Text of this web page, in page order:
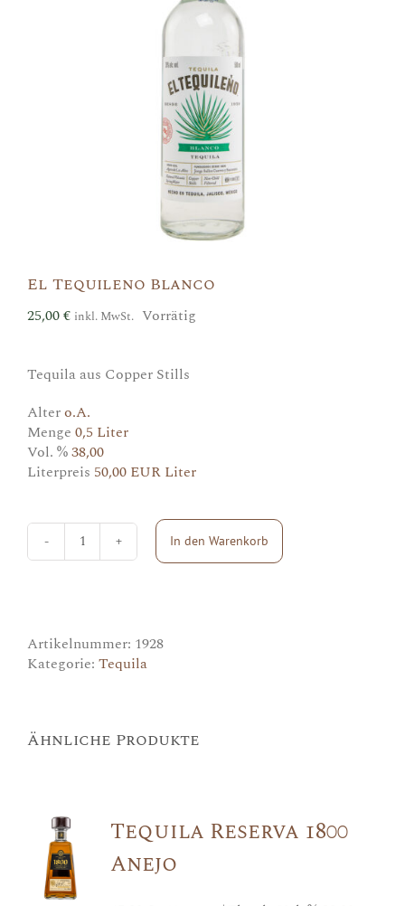
El Tequileno Blanco
25,00€ inkl. MwSt. Vorrätig
Tequila aus Copper Stills
Altero.A.
Menge 0,5 Liter
Vol. %38,00
Literpreis 50,00 EUR Liter
El
Tequileno
In den Warenkorb
Artikelnummer: 1928
Kategorie: Tequila
Ähnliche Produkte
Tequila Reserva 1800
Anejo